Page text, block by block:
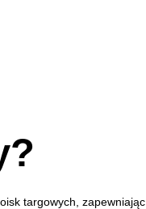
targowych, zapewniając